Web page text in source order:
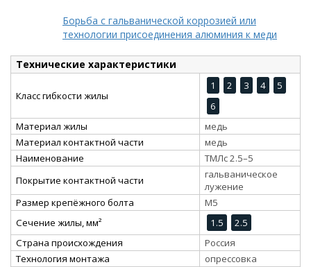
Борьба с гальванической коррозией или
технологии присоединения алюминия к меди
Технические характеристики
Класс гибкости жилы
1 2 3 4
5
6
Материал жилы
медь
Материал контактной части
медь
Наименование
ТМЛс 2.5–5
Покрытие контактной части
гальваническое
лужение
Размер крепёжного болта
М5
Сечение жилы, мм²
1.5
2.5
Страна происхождения
Россия
Технология монтажа
опрессовка